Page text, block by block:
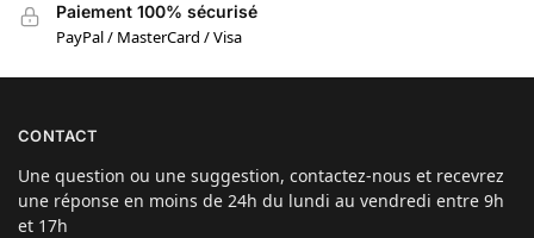
Paiement 100% sécurisé
PayPal / MasterCard / Visa
CONTACT
Une question ou une suggestion, contactez-nous et recevrez
une réponse en moins de 24h du lundi au vendredi entre 9h
et 17h